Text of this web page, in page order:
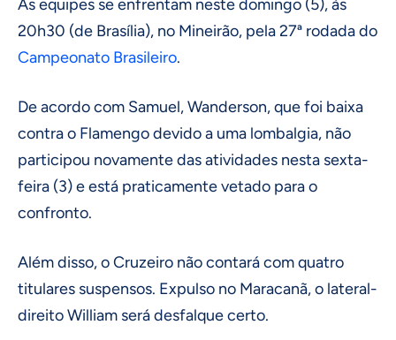
As equipes se enfrentam neste domingo (5), às
20h30 (de Brasília), no Mineirão, pela 27ª rodada do
Campeonato Brasileiro.
De acordo com Samuel, Wanderson, que foi baixa
contra o Flamengo devido a uma lombalgia, não
participou novamente das atividades nesta sexta-
feira (3) e está praticamente vetado para o
confronto.
Além disso, o Cruzeiro não contará com quatro
titulares suspensos. Expulso no Maracanã, o lateral-
direito William será desfalque certo.